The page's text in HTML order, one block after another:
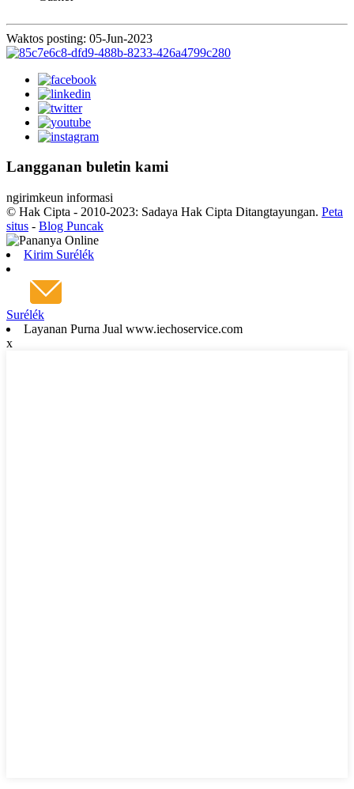
Waktos posting: 05-Jun-2023
Langganan buletin kami
ngirimkeun informasi
© Hak Cipta - 2010-2023: Sadaya Hak Cipta Ditangtayungan. Peta
situs - Blog Puncak
Kirim Surélék
Surélék
Layanan Purna Jual www.iechoservice.com
x